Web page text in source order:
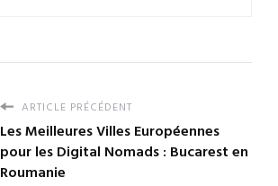
ARTICLE PRÉCÉDENT
Les Meilleures Villes Européennes
pour les Digital Nomads : Bucarest en
Roumanie